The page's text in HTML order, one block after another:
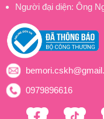
Người đại diện: Ông
0979896616